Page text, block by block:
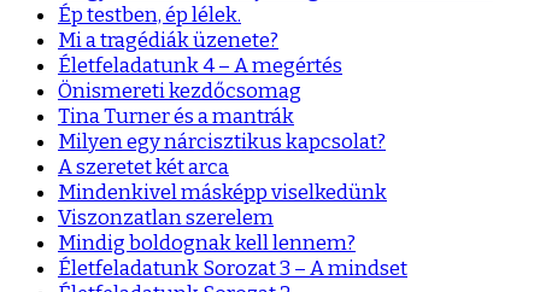
Ép testben, ép lélek.
Mi a tragédiák üzenete?
Életfeladatunk 4 – A megértés
Önismereti kezdőcsomag
Tina Turner és a mantrák
Milyen egy nárcisztikus kapcsolat?
A szeretet két arca
Mindenkivel másképp viselkedünk
Viszonzatlan szerelem
Mindig boldognak kell lennem?
Életfeladatunk Sorozat 3 – A mindset